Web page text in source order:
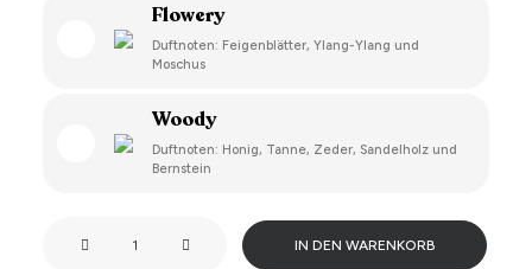
Flowery
Duftnoten: Feigenblätter, Ylang-Ylang und
Moschus
Woody
Duftnoten: Honig, Tanne, Zeder, Sandelholz und
Bernstein
IN DEN WARENKORB